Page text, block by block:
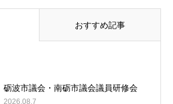
おすすめ記事
砺波市議会・南砺市議会議員研修会
2026.08.7